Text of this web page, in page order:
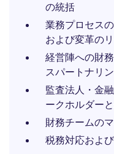
の統括
業務プロセス
および変革の
経営陣への財
スパートナリ
監査法人・金
ークホルダー
財務チームの
税務対応およ